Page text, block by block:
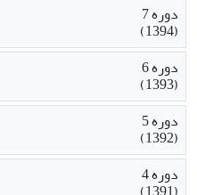
دوره 7
(1394)
دوره 6
(1393)
دوره 5
(1392)
دوره 4